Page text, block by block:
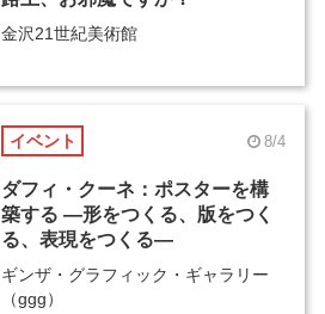
金沢21世紀美術館
イベント 8/4
ダフィ・クーネ：ポスターを構
築する ―形をつくる、版をつく
る、表現をつくる―
ギンザ・グラフィック・ギャラリー
（ggg）